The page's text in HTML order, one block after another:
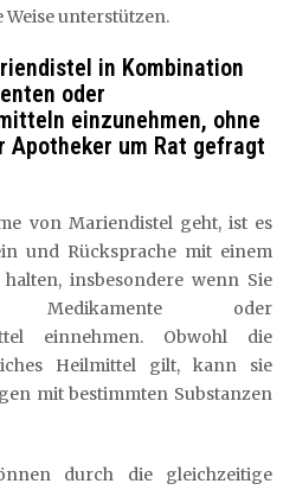
unterstützen.
in Kombination
oder
einzunehmen, ohne
Apotheker um Rat gefragt
von Mariendistel geht, ist es
und Rücksprache mit einem
insbesondere wenn Sie
oder
einnehmen. Obwohl die
Heilmittel gilt, kann sie
mit bestimmten Substanzen
durch die gleichzeitige